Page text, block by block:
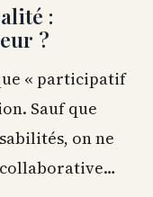
:
?
« participatif
Sauf que
on ne